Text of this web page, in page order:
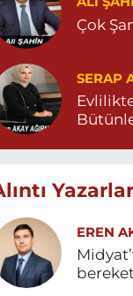
Çok
SERAP
Yazarlar
EREN